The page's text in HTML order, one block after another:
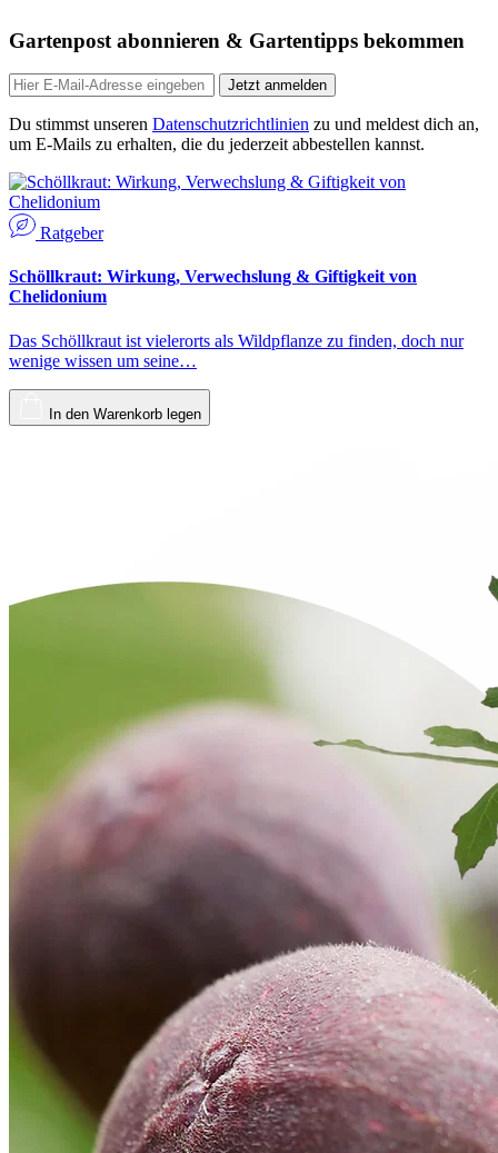
Gartenpost abonnieren & Gartentipps bekommen
Jetzt anmelden
Du stimmst unseren Datenschutzrichtlinien zu und meldest dich an,
um E-Mails zu erhalten, die du jederzeit abbestellen kannst.
Ratgeber
Schöllkraut: Wirkung, Verwechslung & Giftigkeit von
Chelidonium
Das Schöllkraut ist vielerorts als Wildpflanze zu finden, doch nur
wenige wissen um seine…
In den Warenkorb legen